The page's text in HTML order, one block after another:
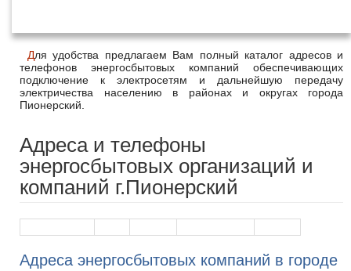
Для удобства предлагаем Вам полный каталог адресов и
телефонов энергосбытовых компаний обеспечивающих
подключение к электросетям и дальнейшую передачу
электричества населению в районах и округах города
Пионерский.
Адреса и телефоны
энергосбытовых организаций и
компаний г.Пионерский
Адреса энергосбытовых компаний в городе